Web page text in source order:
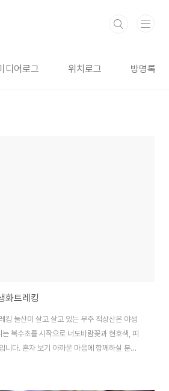
디어로그 위치로그 방명록
화트레킹
킹 눌산이 살고 살고 있는 무주 적상산은 야생
복수초를 시작으로 너도바람꽃과 현호색, 피
니다. 혼자 보기 아까운 마음에 함께하실 분을
20일(토) 19시 - 3월 21일(일) 13시 / 1박2